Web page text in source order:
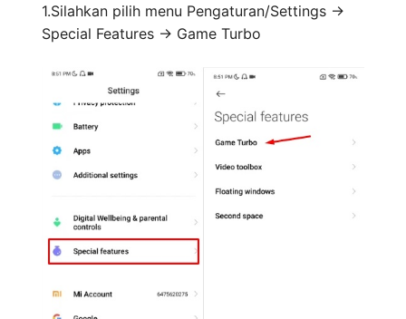
1.Silahkan pilih menu Pengaturan/Settings ->
Special Features -> Game Turbo